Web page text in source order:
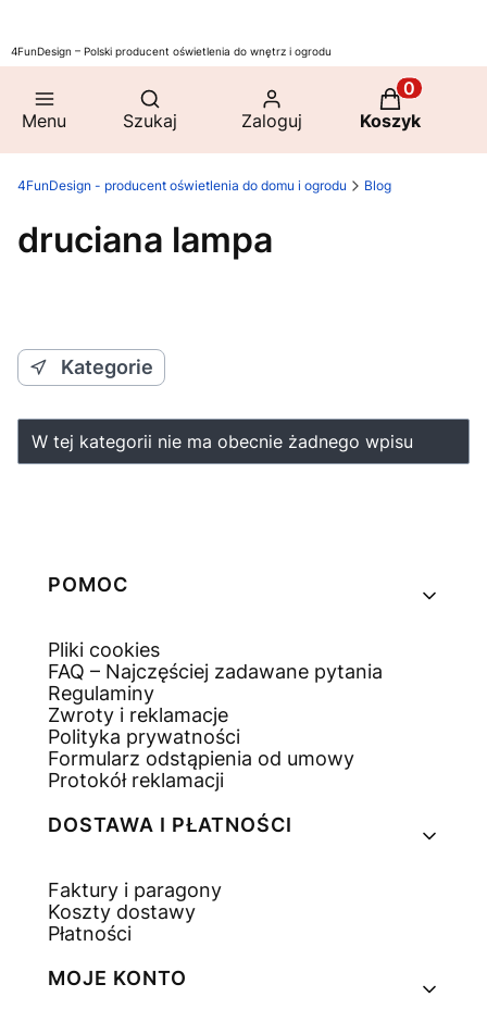
4FunDesign – Polski producent oświetlenia do wnętrz i ogrodu
Menu
Otwórz wyszukiwarkę
Szukaj Zaloguj
Produkty
Koszyk
4FunDesign - producent oświetlenia do domu i ogrodu Blog
druciana lampa
Kategorie
W tej kategorii nie ma obecnie żadnego wpisu
Linki w stopce
POMOC
Pliki cookies
FAQ – Najczęściej zadawane pytania
Regulaminy
Zwroty i reklamacje
Polityka prywatności
Formularz odstąpienia od umowy
Protokół reklamacji
DOSTAWA I PŁATNOŚCI
Faktury i paragony
Koszty dostawy
Płatności
MOJE KONTO